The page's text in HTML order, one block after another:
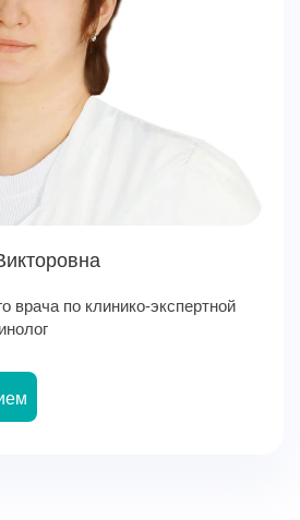
врача по клинико-экспертной